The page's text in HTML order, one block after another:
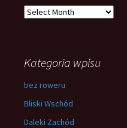
Archives
Kategoria wpisu
bez roweru
Bliski Wschód
Daleki Zachód